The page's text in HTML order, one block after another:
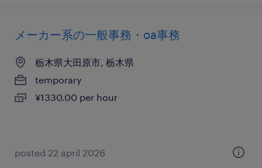
メーカー系の一般事務・oa事務
栃木県大田原市, 栃木県
temporary
¥1330.00 per hour
posted 22 april 2026